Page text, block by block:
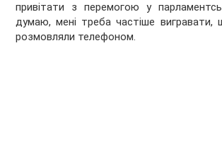
привітати з перемогою у
думаю, мені треба частіше вигравати,
розмовляли телефоном.